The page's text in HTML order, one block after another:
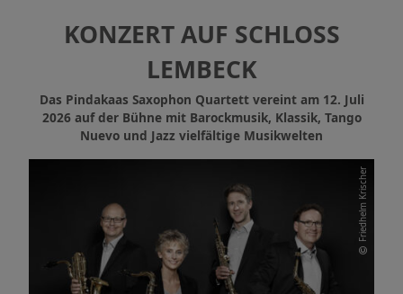
KONZERT AUF SCHLOSS
LEMBECK
Das Pindakaas Saxophon Quartett vereint am 12. Juli
2026 auf der Bühne mit Barockmusik, Klassik, Tango
Nuevo und Jazz vielfältige Musikwelten
Friedhelm Krischer